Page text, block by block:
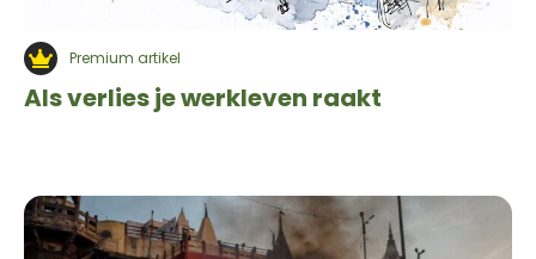
Premium artikel
Als verlies je werkleven raakt